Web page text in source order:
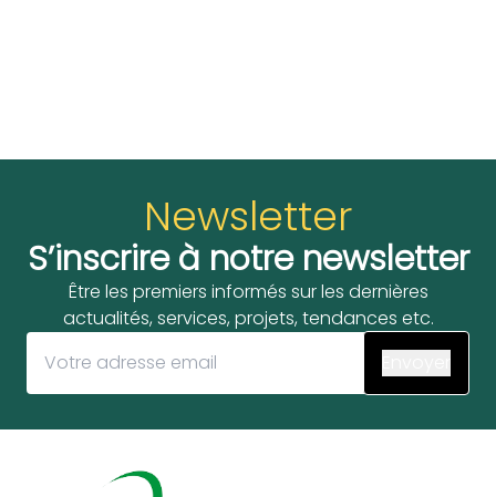
Newsletter
S’inscrire à notre newsletter
Être les premiers informés sur les dernières
actualités, services, projets, tendances etc.